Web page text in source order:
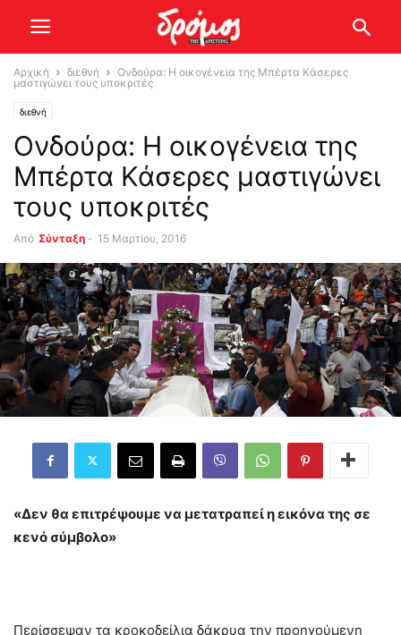
Αρχική διεθνή
Ονδούρα: Η οικογένεια της Μπέρτα Κάσερες
μαστιγώνει τους υποκριτές
διεθνή
Ονδούρα: Η οικογένεια της
Μπέρτα Κάσερες μαστιγώνει
τους υποκριτές
Από Σύνταξη - 15 Μαρτίου, 2016
«Δεν θα επιτρέψουμε να μετατραπεί η εικόνα της σε
κενό σύμβολο»
Περίσσεψαν τα κροκοδείλια δάκρυα την προηγούμενη